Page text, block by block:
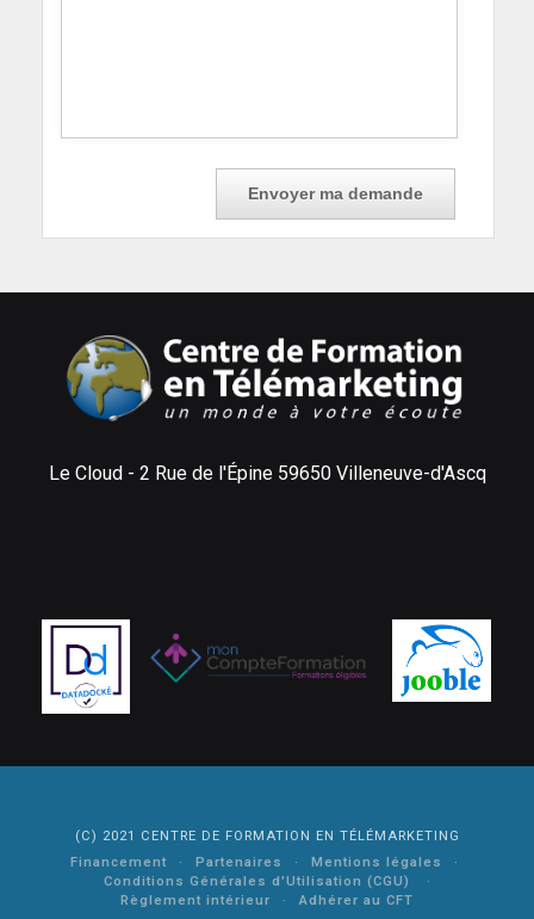
Le Cloud - 2 Rue de l'Épine 59650 Villeneuve-d'Ascq
(C) 2021 CENTRE DE FORMATION EN TÉLÉMARKETING
Financement
Partenaires
Mentions légales
Conditions Générales d'Utilisation (CGU)
Règlement intérieur
Adhérer au CFT